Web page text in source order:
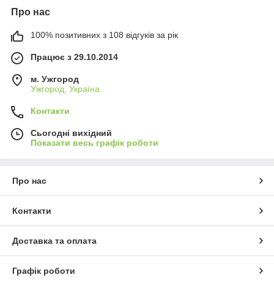
Про нас
100% позитивних з 108 відгуків за рік
Працює з 29.10.2014
м. Ужгород
Ужгород, Україна
Контакти
Сьогодні вихідний
Показати весь графік роботи
Про нас
Контакти
Доставка та оплата
Графік роботи